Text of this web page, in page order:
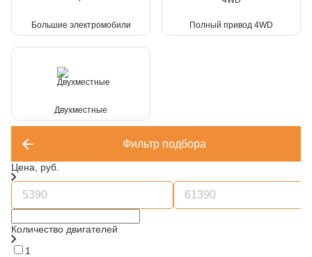
Большие электромобили Полный привод 4WD
Двухместные
Фильтр подбора
Цена, руб.
Количество двигателей
1